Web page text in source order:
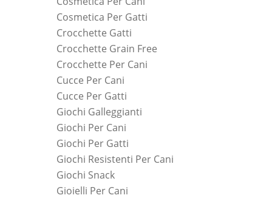
Cosmetica Per Gatti
Crocchette Gatti
Crocchette Grain Free
Crocchette Per Cani
Cucce Per Cani
Cucce Per Gatti
Giochi Galleggianti
Giochi Per Cani
Giochi Per Gatti
Giochi Resistenti Per Cani
Giochi Snack
Gioielli Per Cani